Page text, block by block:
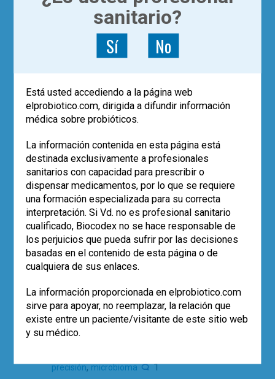
ACTUALÍZATE | ARTÍCULOS
El microbioma y la
medicina personalizada de
precisión
Dr. Guillermo Álvarez Calatayud
La Medicina Personalizada de Precisión
es un modelo de atención a los
problemas de salud que pretende ajustar
cada tratamiento mediante herramientas
moleculares o genómicas y que permite
la toma de decisiones individualizadas
basándose en las características
genómicas de cada paciente y su
enfermedad.
Leer más
precisión,microbioma 1
sanitario?
Sí No
Está usted accediendo a la página web
elprobiotico.com, dirigida a difundir información
médica sobre probióticos.
La información contenida en esta página está
destinada exclusivamente a profesionales
sanitarios con capacidad para prescribir o
dispensar medicamentos, por lo que se requiere
una formación especializada para su correcta
interpretación. Si Vd. no es profesional sanitario
cualificado, Biocodex no se hace responsable de
los perjuicios que pueda sufrir por las decisiones
basadas en el contenido de esta página o de
cualquiera de sus enlaces.
La información proporcionada en elprobiotico.com
sirve para apoyar, no reemplazar, la relación que
existe entre un paciente/visitante de este sitio web
y su médico.